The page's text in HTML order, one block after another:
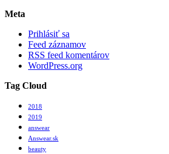
Meta
Prihlásiť sa
Feed záznamov
RSS feed komentárov
WordPress.org
Tag Cloud
2018
2019
answear
Answear.sk
beauty